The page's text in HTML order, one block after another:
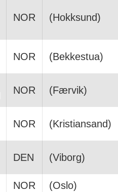
NOR (Hokksund)
NOR (Bekkestua)
NOR (Færvik)
NOR (Kristiansand)
DEN (Viborg)
NOR (Oslo)